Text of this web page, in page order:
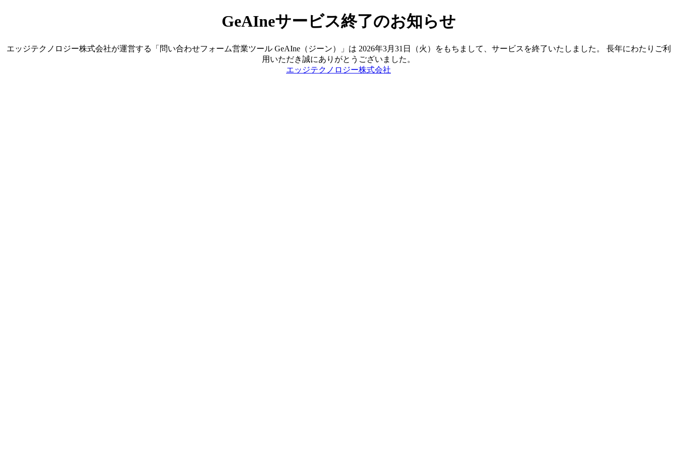
GeAIneサービス終了のお知らせ
エッジテクノロジー株式会社が運営する「問い合わせフォーム営業ツール GeAIne（ジーン）」は 2026年3月31日（火）をもちまして、サービスを終了いたしました。 長年にわたりご利
用いただき誠にありがとうございました。
エッジテクノロジー株式会社